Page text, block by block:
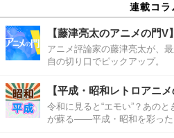
連載コラ
【藤津亮太のアニメの門V】
アニメ評論家の藤津亮太が、
自の切り口でピックアップ。
【平成・昭和レトロアニメ
令和に見ると“エモい”？あの
が蘇る――平成・昭和を彩った